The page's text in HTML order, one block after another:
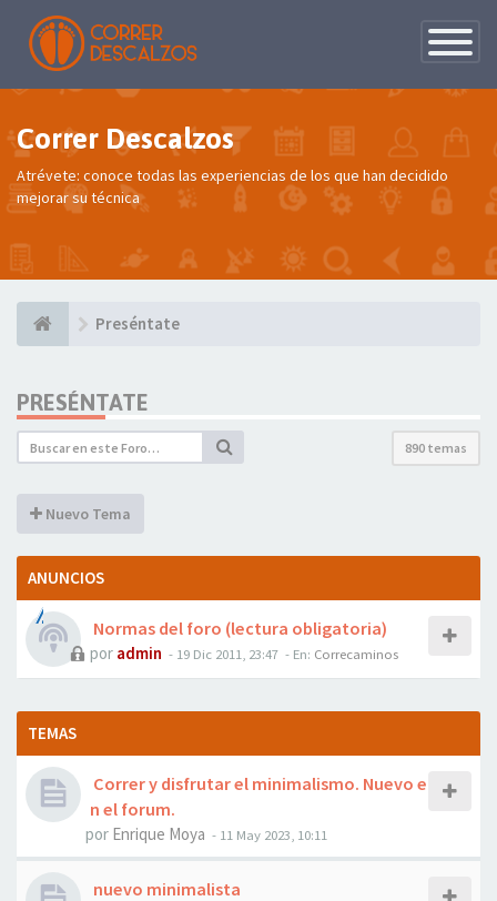
de
Correr Descalzos
Atrévete: conoce todas las experiencias de los que han decidido
mejorar su técnica
Preséntate
PRESÉNTATE
890 temas
Nuevo Tema
ANUNCIOS
Normas del foro (lectura obligatoria)
por admin - 19 Dic 2011, 23:47 - En: Correcaminos
TEMAS
Correr y disfrutar el minimalismo. Nuevo e
n el forum.
por Enrique Moya - 11 May 2023, 10:11
nuevo minimalista